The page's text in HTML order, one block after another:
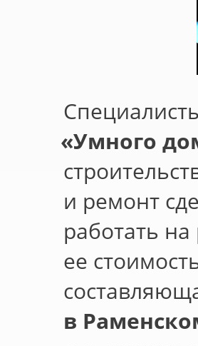
«Умного
и ремонт
работать
ее
в